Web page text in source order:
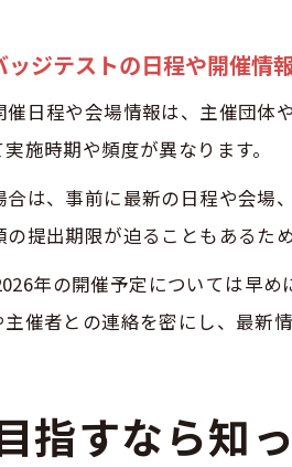
ッジテストの日程や開催情
催日程や会場情報は、主催団体
施時期や頻度が異なります。
合は、事前に最新の日程や会場
提出期限が迫ることもあるた
年の開催予定については早
催者との連絡を密にし、最新
指すなら知